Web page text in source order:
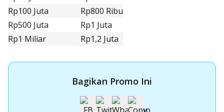
Rp100 Juta
Rp800 Ribu
Rp500 Juta
Rp1 Juta
Rp1 Miliar
Rp1,2 Juta
Bagikan Promo Ini